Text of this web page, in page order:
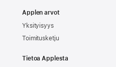
Applen arvot
Yksityisyys
Toimitusketju
Tietoa Applesta